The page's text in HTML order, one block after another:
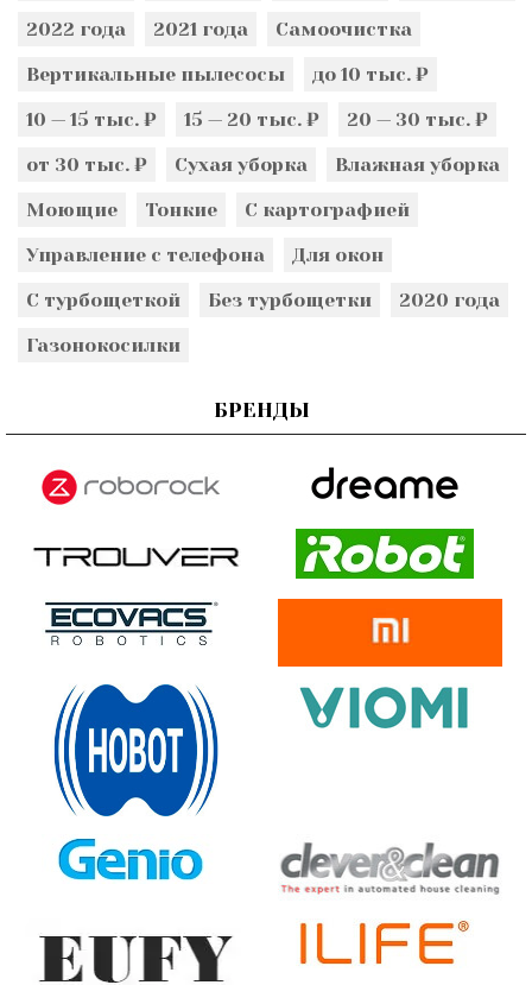
2022 года
2021 года
Самоочистка
Вертикальные пылесосы
до 10 тыс. ₽
10 — 15 тыс. ₽
15 — 20 тыс. ₽
20 — 30 тыс. ₽
от 30 тыс. ₽
Сухая уборка
Влажная уборка
Моющие
Тонкие
С картографией
Управление с телефона
Для окон
С турбощеткой
Без турбощетки
2020 года
Газонокосилки
БРЕНДЫ